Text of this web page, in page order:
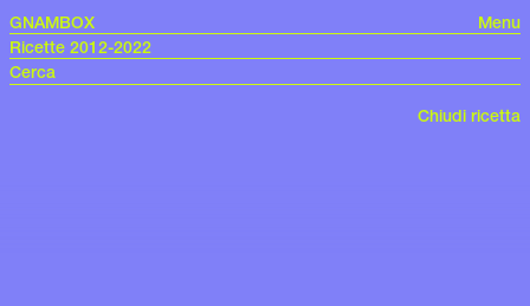
GNAMBOX
Menu
Ricette 2012-2022
Chiudi ricetta